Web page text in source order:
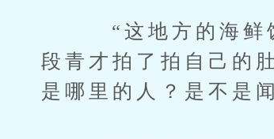
“这地方的海鲜饭
段青才拍了拍自己的
是哪里的人？是不是